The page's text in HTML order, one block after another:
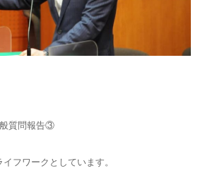
質問報告③
フワークとしています。